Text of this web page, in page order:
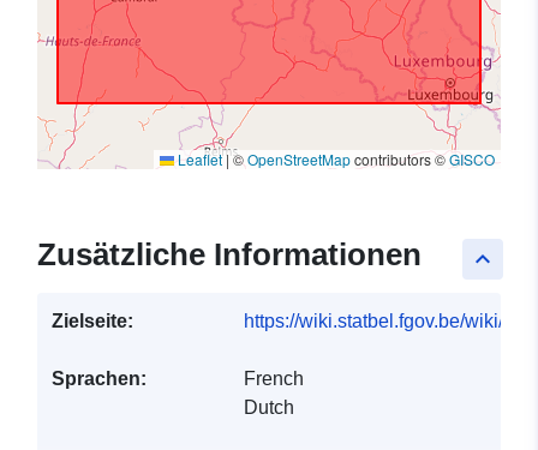
Leaflet|©OpenStreetMapcontributors ©GISCO
keyboard_arrow_up
Zusätzliche Informationen
Zielseite: https://wiki.statbel.fgov.be/wiki/
Sprachen:
French
Dutch